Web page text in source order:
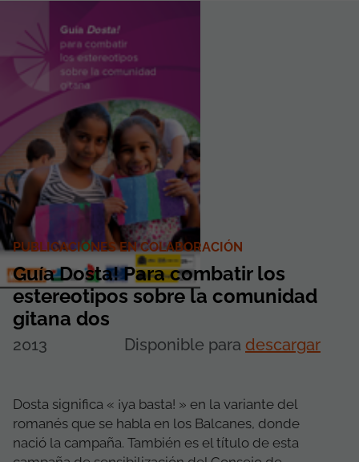
PUBLICACIONES EN COLABORACIÓN
Guía Dosta! Para combatir los
estereotipos sobre la comunidad
gitana dos
2013 Disponible para descargar
Dosta significa « ¡ya basta! » en la variante del
romanés que se habla en los Balcanes, donde
nació la campaña. También es el título de esta